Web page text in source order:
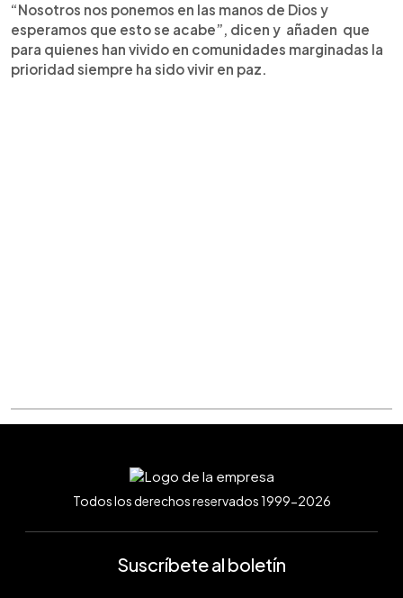
“Nosotros nos ponemos en las manos de Dios y
esperamos que esto se acabe”, dicen y añaden que
para quienes han vivido en comunidades marginadas la
prioridad siempre ha sido vivir en paz.
Todos los derechos reservados 1999-2026
Suscríbete al boletín